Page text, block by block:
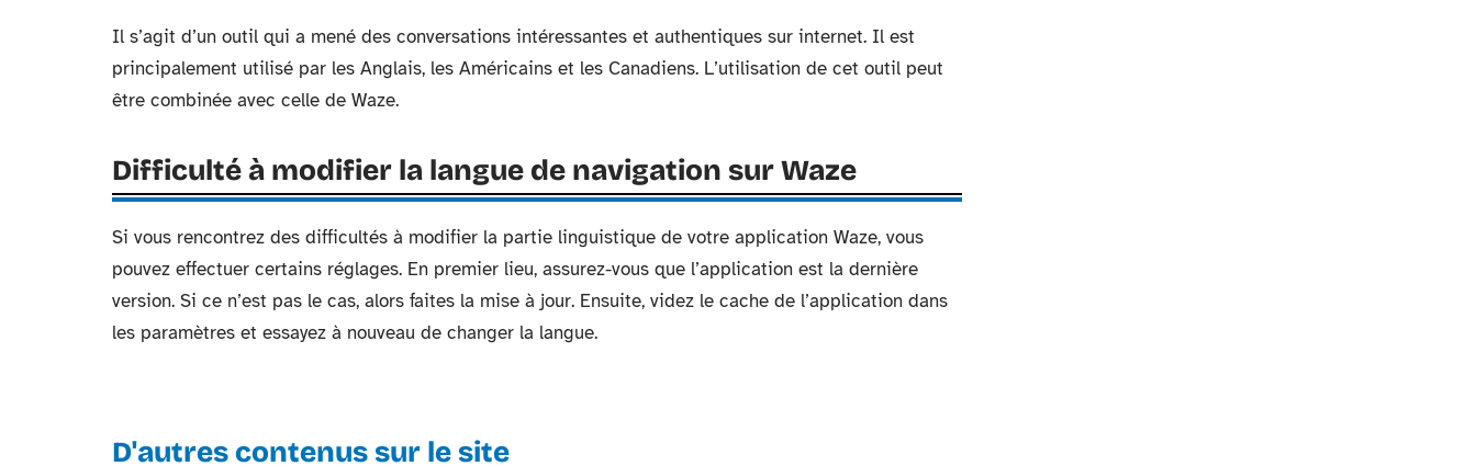
Il s’agit d’un outil qui a mené des conversations intéressantes et authentiques sur internet. Il est
principalement utilisé par les Anglais, les Américains et les Canadiens. L’utilisation de cet outil peut
être combinée avec celle de Waze.
Difficulté à modifier la langue de navigation sur Waze
Si vous rencontrez des difficultés à modifier la partie linguistique de votre application Waze, vous
pouvez effectuer certains réglages. En premier lieu, assurez-vous que l’application est la dernière
version. Si ce n’est pas le cas, alors faites la mise à jour. Ensuite, videz le cache de l’application dans
les paramètres et essayez à nouveau de changer la langue.
D'autres contenus sur le site